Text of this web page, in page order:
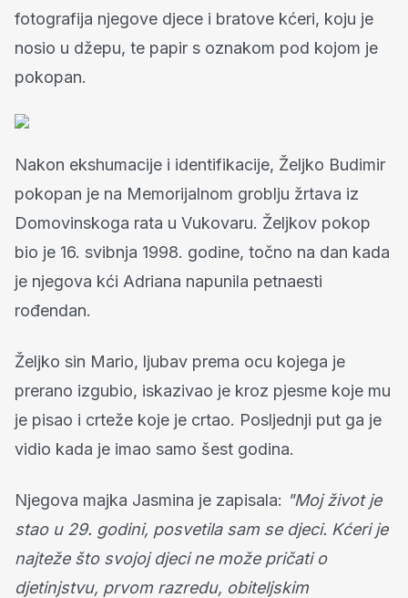
fotografija njegove djece i bratove kćeri, koju je
nosio u džepu, te papir s oznakom pod kojom je
pokopan.
Nakon ekshumacije i identifikacije, Željko Budimir
pokopan je na Memorijalnom groblju žrtava iz
Domovinskoga rata u Vukovaru. Željkov pokop
bio je 16. svibnja 1998. godine, točno na dan kada
je njegova kći Adriana napunila petnaesti
rođendan.
Željko sin Mario, ljubav prema ocu kojega je
prerano izgubio, iskazivao je kroz pjesme koje mu
je pisao i crteže koje je crtao. Posljednji put ga je
vidio kada je imao samo šest godina.
Njegova majka Jasmina je zapisala: "Moj život je
stao u 29. godini, posvetila sam se djeci. Kćeri je
najteže što svojoj djeci ne može pričati o
djetinjstvu, prvom razredu, obiteljskim